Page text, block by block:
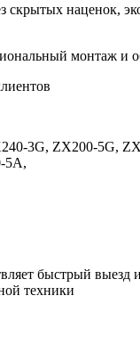
скрытых наценок,
монтаж и
3G, ZX200-5G,
5A,
быстрый выезд
техники